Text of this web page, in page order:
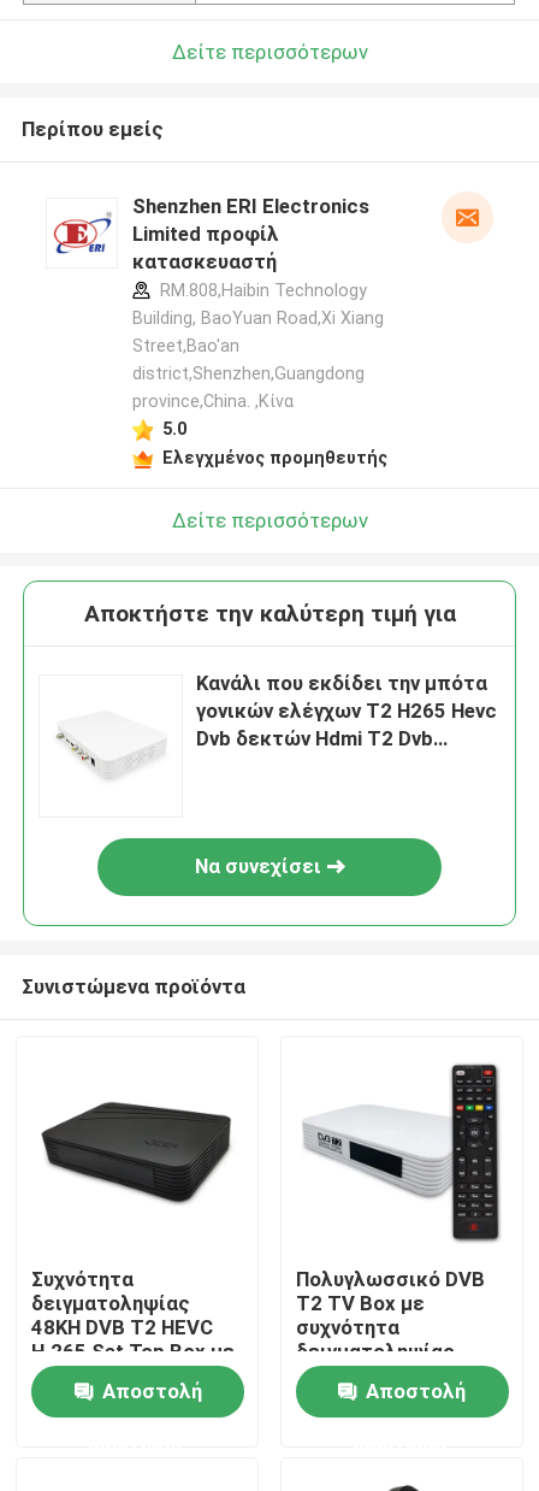
Αρχική Σελίδα
Προϊόντα
Δείτε περισσότερων
Περίπου εμείς
Shenzhen ERI Electronics
Limited προφίλ
κατασκευαστή
RM.808,Haibin Technology
Building, BaoYuan Road,Xi Xiang
Street,Bao'an
district,Shenzhen,Guangdong
province,China. ,Κίνα
5.0
Ελεγχμένος προμηθευτής
Δείτε περισσότερων
Αποκτήστε την καλύτερη τιμή για
Κανάλι που εκδίδει την μπότα
γονικών ελέγχων T2 H265 Hevc
Dvb δεκτών Hdmi T2 Dvb
Να συνεχίσει
Συνιστώμενα προϊόντα
Συχνότητα
δειγματοληψίας
48KH DVB T2 HEVC
H.265 Set Top Box με
σύνδεση USB
Αποστολή
Πολυγλωσσικό DVB
T2 TV Box με
συχνότητα
δειγματοληψίας
32KHz 44,1KHz 48KHz
Αποστολή